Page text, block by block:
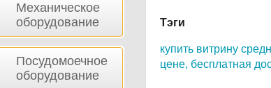
Тэги
купить витрину
цене, бесплатная
Механическое
оборудование
Посудомоечное
оборудование